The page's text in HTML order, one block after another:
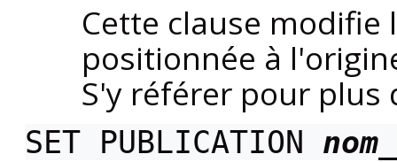
Cette clause
positionnée à
S'y référer pour
SET PUBLICATION